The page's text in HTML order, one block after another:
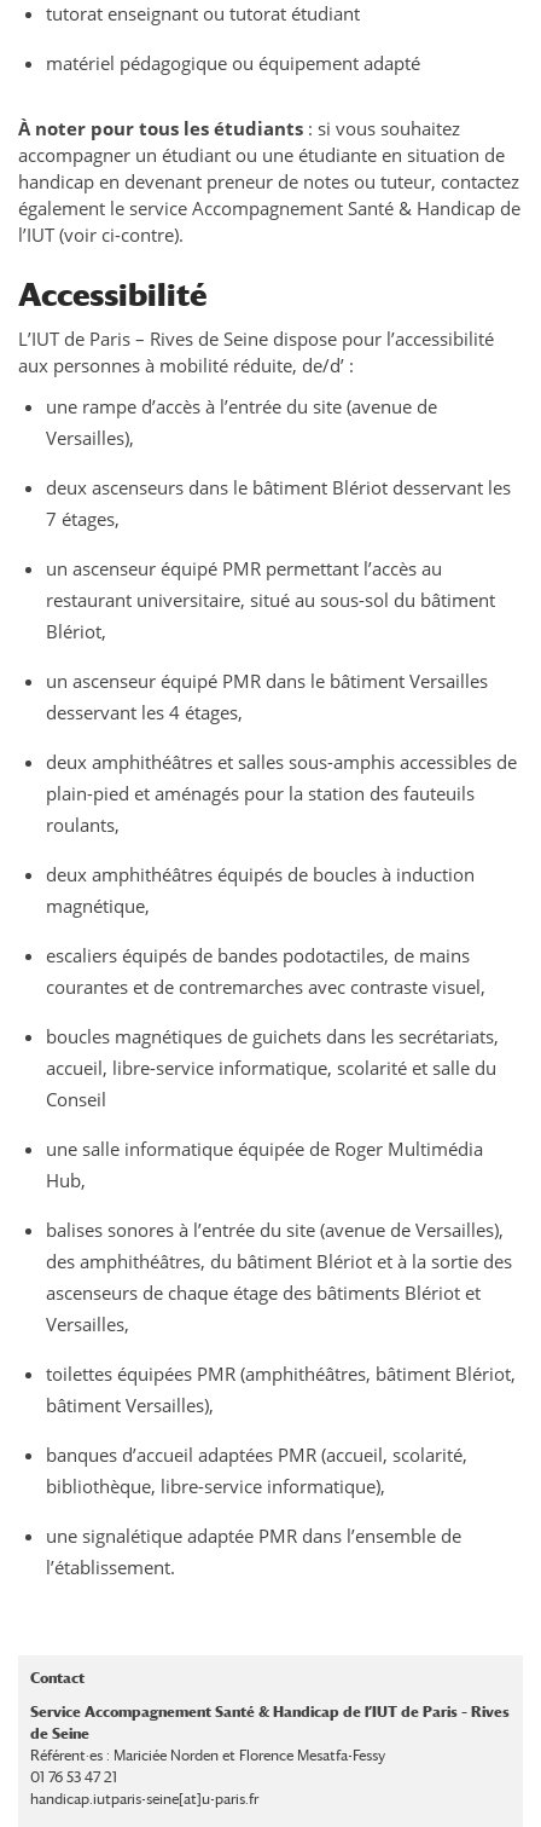
tutorat enseignant ou tutorat étudiant
matériel pédagogique ou équipement adapté
À noter pour tous les étudiants : si vous souhaitez
accompagner un étudiant ou une étudiante en situation de
handicap en devenant preneur de notes ou tuteur, contactez
également le service Accompagnement Santé & Handicap de
l’IUT (voir ci-contre).
Accessibilité
L’IUT de Paris – Rives de Seine dispose pour l’accessibilité
aux personnes à mobilité réduite, de/d’ :
une rampe d’accès à l’entrée du site (avenue de
Versailles),
deux ascenseurs dans le bâtiment Blériot desservant les
7 étages,
un ascenseur équipé PMR permettant l’accès au
restaurant universitaire, situé au sous-sol du bâtiment
Blériot,
un ascenseur équipé PMR dans le bâtiment Versailles
desservant les 4 étages,
deux amphithéâtres et salles sous-amphis accessibles de
plain-pied et aménagés pour la station des fauteuils
roulants,
deux amphithéâtres équipés de boucles à induction
magnétique,
escaliers équipés de bandes podotactiles, de mains
courantes et de contremarches avec contraste visuel,
boucles magnétiques de guichets dans les secrétariats,
accueil, libre-service informatique, scolarité et salle du
Conseil
une salle informatique équipée de Roger Multimédia
Hub,
balises sonores à l’entrée du site (avenue de Versailles),
des amphithéâtres, du bâtiment Blériot et à la sortie des
ascenseurs de chaque étage des bâtiments Blériot et
Versailles,
toilettes équipées PMR (amphithéâtres, bâtiment Blériot,
bâtiment Versailles),
banques d’accueil adaptées PMR (accueil, scolarité,
bibliothèque, libre-service informatique),
une signalétique adaptée PMR dans l’ensemble de
l’établissement.
Contact
Service Accompagnement Santé & Handicap de l’IUT de Paris – Rives
de Seine
Référent·es : Mariciée Norden et Florence Mesatfa-Fessy
01 76 53 47 21
handicap.iutparis-seine[at]u-paris.fr